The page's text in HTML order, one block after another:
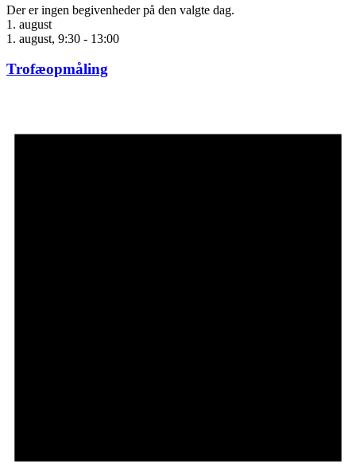
Der er ingen begivenheder på den valgte dag.
1. august
1. august, 9:30 - 13:00
Trofæopmåling